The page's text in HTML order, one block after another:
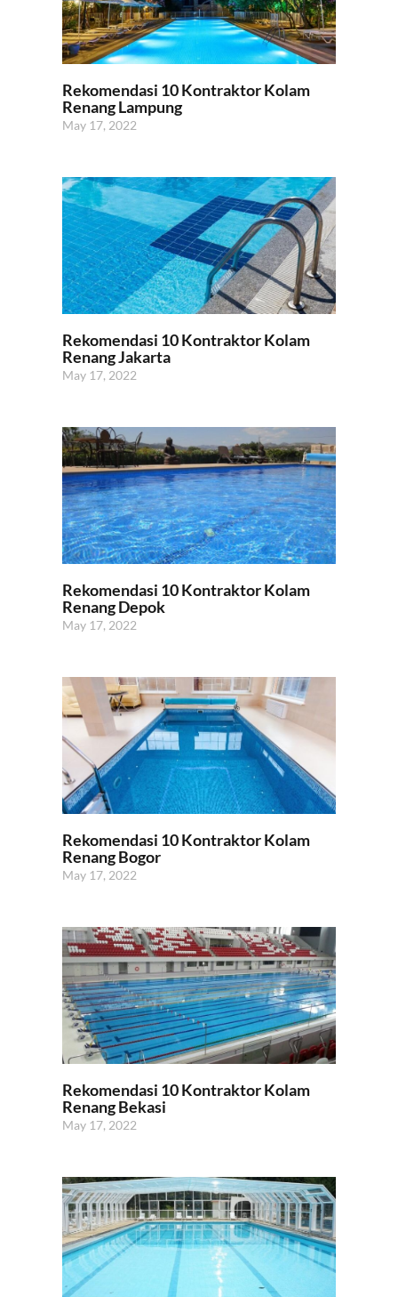
Rekomendasi 10 Kontraktor Kolam
Renang Lampung
May 17, 2022
Rekomendasi 10 Kontraktor Kolam
Renang Jakarta
May 17, 2022
Rekomendasi 10 Kontraktor Kolam
Renang Depok
May 17, 2022
Rekomendasi 10 Kontraktor Kolam
Renang Bogor
May 17, 2022
Rekomendasi 10 Kontraktor Kolam
Renang Bekasi
May 17, 2022